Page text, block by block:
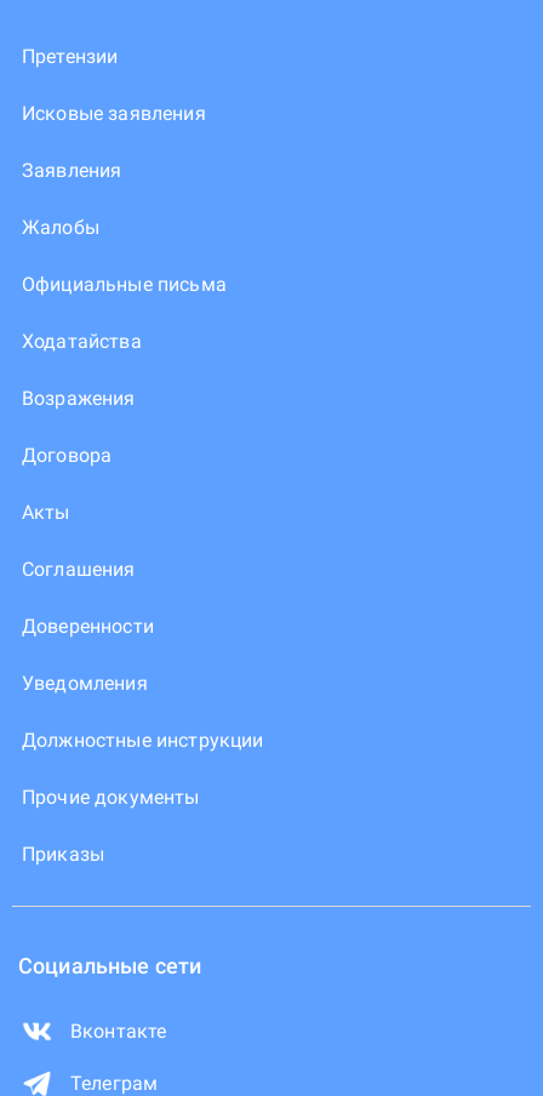
Претензии
Исковые заявления
Заявления
Жалобы
Официальные письма
Ходатайства
Возражения
Договора
Акты
Соглашения
Доверенности
Уведомления
Должностные инструкции
Прочие документы
Приказы
Социальные сети
Вконтакте
Телеграм